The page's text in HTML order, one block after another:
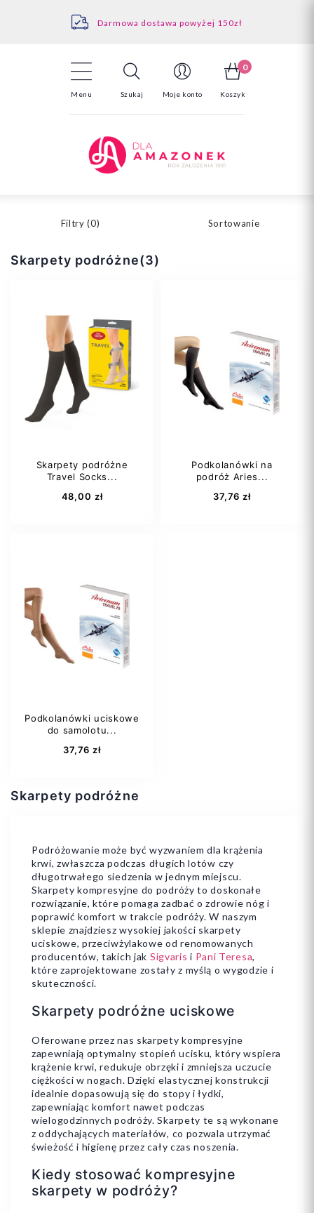
Darmowa dostawa powyżej 150zł
Odstąpienie od umowy - tutaj
Menu Szukaj Moje konto
0
Koszyk
Skarpety podróżne
Podróżowanie może być wyzwaniem dla krążenia
krwi, zwłaszcza podczas długich lotów czy
długotrwałego siedzenia w jednym miejscu.
Skarpety kompresyjne do podróży to doskonałe
rozwiązanie, które pomaga zadbać o zdrowie nóg i
poprawić komfort w trakcie podróży. W naszym
sklepie znajdziesz wysokiej jakości skarpety
uciskowe, przeciwżylakowe od renomowanych
producentów, takich jak Sigvaris i Pani Teresa,
które zaprojektowane zostały z myślą o wygodzie i
skuteczności.
Skarpety podróżne uciskowe
Oferowane przez nas skarpety kompresyjne
zapewniają optymalny stopień ucisku, który wspiera
krążenie krwi, redukuje obrzęki i zmniejsza uczucie
ciężkości w nogach. Dzięki elastycznej konstrukcji
idealnie dopasowują się do stopy i łydki,
zapewniając komfort nawet podczas
wielogodzinnych podróży. Skarpety te są wykonane
z oddychających materiałów, co pozwala utrzymać
świeżość i higienę przez cały czas noszenia.
Kiedy stosować kompresyjne
skarpety w podróży?
Filtry (0) Sortowanie
Skarpety podróżne(3)
Skarpety podróżne
Travel Socks...
48,00 zł
S M L
Dodaj do koszyka
Podkolanówki na
podróż Aries...
37,76 zł
Podkolanówki uciskowe
do samolotu...
37,76 zł
Dodaj do koszyka